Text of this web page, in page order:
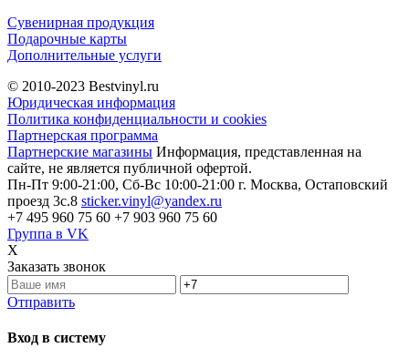
Сувенирная продукция
Подарочные карты
Дополнительные услуги
© 2010-2023 Bestvinyl.ru
Юридическая информация
Политика конфиденциальности и cookies
Партнерская программа
Партнерские магазины Информация, представленная на
сайте, не является публичной офертой.
Пн-Пт 9:00-21:00, Сб-Вс 10:00-21:00 г. Москва, Остаповский
проезд 3с.8 sticker.vinyl@yandex.ru
+7 495 960 75 60 +7 903 960 75 60
Группа в VK
X
Заказать звонок
Отправить
Вход в систему